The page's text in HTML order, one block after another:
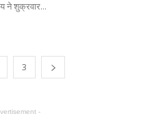
ने शुक्रवार...
3
-